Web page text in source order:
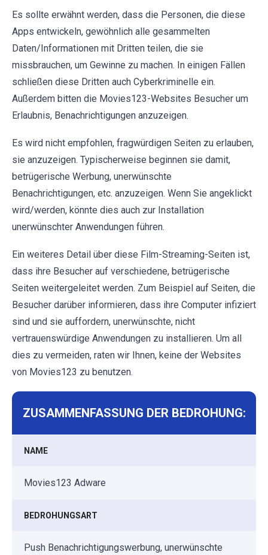
Es sollte erwähnt werden, dass die Personen, die diese
Apps entwickeln, gewöhnlich alle gesammelten
Daten/Informationen mit Dritten teilen, die sie
missbrauchen, um Gewinne zu machen. In einigen Fällen
schließen diese Dritten auch Cyberkriminelle ein.
Außerdem bitten die Movies123-Websites Besucher um
Erlaubnis, Benachrichtigungen anzuzeigen.
Es wird nicht empfohlen, fragwürdigen Seiten zu erlauben,
sie anzuzeigen. Typischerweise beginnen sie damit,
betrügerische Werbung, unerwünschte
Benachrichtigungen, etc. anzuzeigen. Wenn Sie angeklickt
wird/werden, könnte dies auch zur Installation
unerwünschter Anwendungen führen.
Ein weiteres Detail über diese Film-Streaming-Seiten ist,
dass ihre Besucher auf verschiedene, betrügerische
Seiten weitergeleitet werden. Zum Beispiel auf Seiten, die
Besucher darüber informieren, dass ihre Computer infiziert
sind und sie auffordern, unerwünschte, nicht
vertrauenswürdige Anwendungen zu installieren. Um all
dies zu vermeiden, raten wir Ihnen, keine der Websites
von Movies123 zu benutzen.
ZUSAMMENFASSUNG DER BEDROHUNG:
NAME
Movies123 Adware
BEDROHUNGSART
Push Benachrichtigungswerbung, unerwünschte